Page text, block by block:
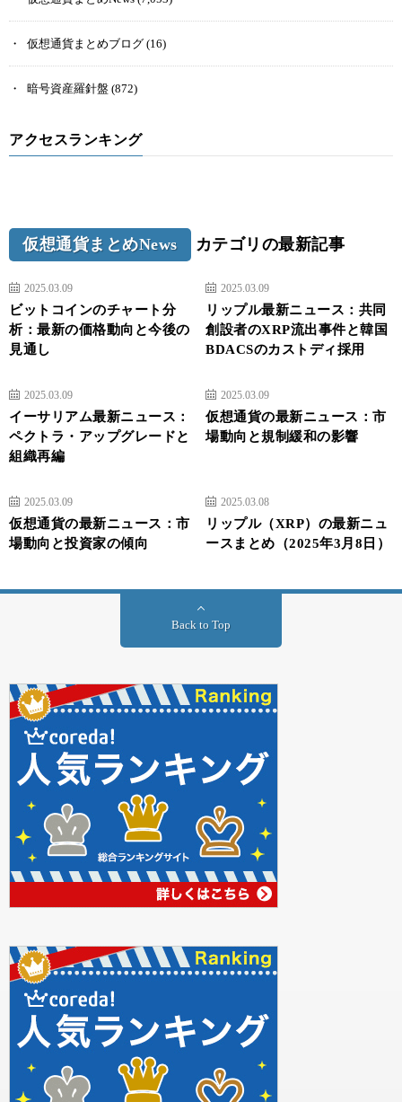
仮想通貨まとめブログ (16)
暗号資産羅針盤 (872)
アクセスランキング
仮想通貨まとめNews カテゴリの最新記事
2025.03.09
ビットコインのチャート分
析：最新の価格動向と今後の
見通し
2025.03.09
リップル最新ニュース：共同
創設者のXRP流出事件と韓国
BDACSのカストディ採用
2025.03.09
イーサリアム最新ニュース：
ペクトラ・アップグレードと
組織再編
2025.03.09
仮想通貨の最新ニュース：市
場動向と規制緩和の影響
2025.03.09
仮想通貨の最新ニュース：市
場動向と投資家の傾向
2025.03.08
リップル（XRP）の最新ニュ
ースまとめ（2025年3月8日）
Back to Top